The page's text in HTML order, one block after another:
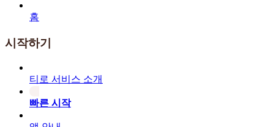
홈
시작하기
티로 서비스 소개
빠른 시작